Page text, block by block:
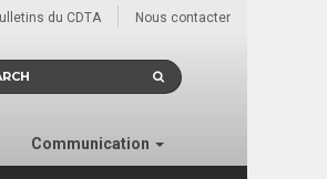
Nous contacter
du CDTA
Communication